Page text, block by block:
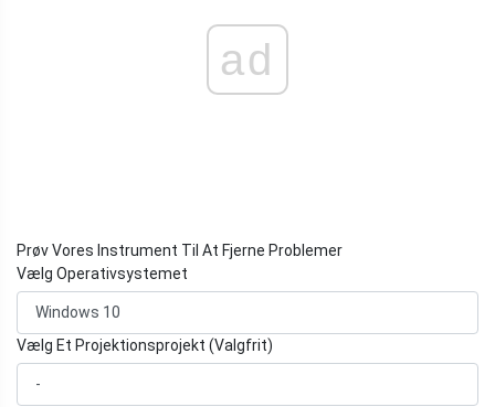
ad
Prøv Vores Instrument Til At Fjerne Problemer
Vælg Operativsystemet
Vælg Et Projektionsprojekt (Valgfrit)